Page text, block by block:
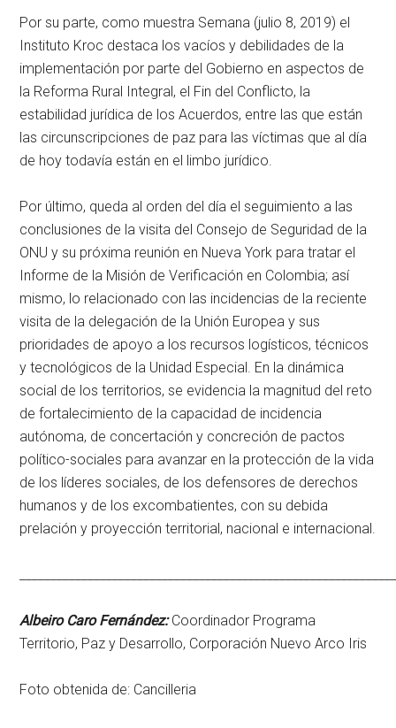
Por su parte, como muestra Semana (julio 8, 2019) el
Instituto Kroc destaca los vacíos y debilidades de la
implementación por parte del Gobierno en aspectos de
la Reforma Rural Integral, el Fin del Conflicto, la
estabilidad jurídica de los Acuerdos, entre las que están
las circunscripciones de paz para las víctimas que al día
de hoy todavía están en el limbo jurídico.
Por último, queda al orden del día el seguimiento a las
conclusiones de la visita del Consejo de Seguridad de la
ONU y su próxima reunión en Nueva York para tratar el
Informe de la Misión de Verificación en Colombia; así
mismo, lo relacionado con las incidencias de la reciente
visita de la delegación de la Unión Europea y sus
prioridades de apoyo a los recursos logísticos, técnicos
y tecnológicos de la Unidad Especial. En la dinámica
social de los territorios, se evidencia la magnitud del reto
de fortalecimiento de la capacidad de incidencia
autónoma, de concertación y concreción de pactos
político-sociales para avanzar en la protección de la vida
de los líderes sociales, de los defensores de derechos
humanos y de los excombatientes, con su debida
prelación y proyección territorial, nacional e internacional.
Albeiro Caro Fernández:Coordinador Programa
Territorio, Paz y Desarrollo, Corporación Nuevo Arco Iris
Foto obtenida de: Cancilleria